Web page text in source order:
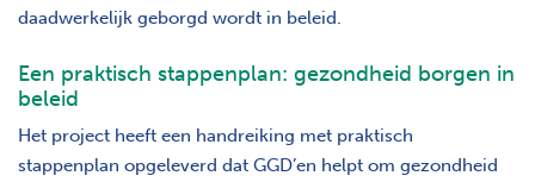
daadwerkelijk geborgd wordt in beleid.
Een praktisch stappenplan: gezondheid borgen in
beleid
Het project heeft een handreiking met praktisch
stappenplan opgeleverd dat GGD’en helpt om gezondheid